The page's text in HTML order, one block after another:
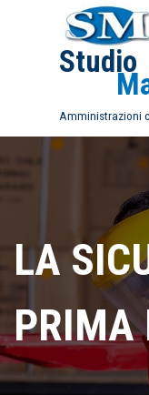
Studio
Amministrazioni
LA
PRIMA